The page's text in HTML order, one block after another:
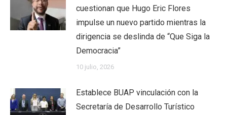
cuestionan que Hugo Eric Flores
impulse un nuevo partido mientras la
dirigencia se deslinda de “Que Siga la
Democracia”
10 julio, 2026
Establece BUAP vinculación con la
Secretaría de Desarrollo Turístico